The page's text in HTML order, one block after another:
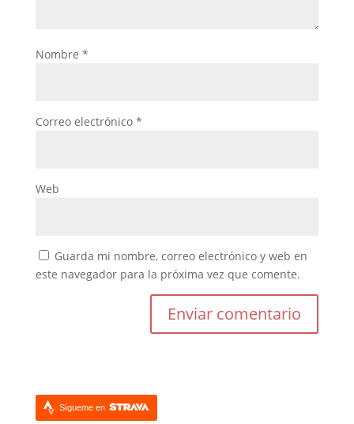
Nombre *
Correo electrónico *
Web
Guarda mi nombre, correo electrónico y web en
este navegador para la próxima vez que comente.
Sígueme en